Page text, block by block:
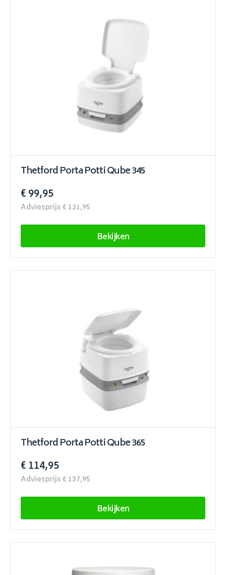
Thetford Porta Potti Qube 345
€ 99,95
Adviesprijs € 121,95
Bekijken
Thetford Porta Potti Qube 365
€ 114,95
Adviesprijs € 137,95
Bekijken